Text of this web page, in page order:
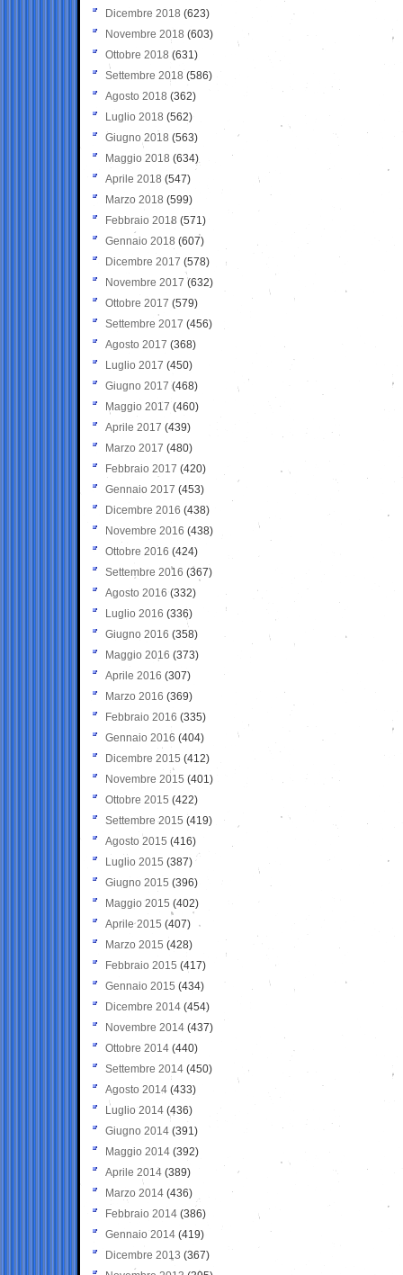
Dicembre 2018 (623)
Novembre 2018 (603)
Ottobre 2018 (631)
Settembre 2018 (586)
Agosto 2018 (362)
Luglio 2018 (562)
Giugno 2018 (563)
Maggio 2018 (634)
Aprile 2018 (547)
Marzo 2018 (599)
Febbraio 2018 (571)
Gennaio 2018 (607)
Dicembre 2017 (578)
Novembre 2017 (632)
Ottobre 2017 (579)
Settembre 2017 (456)
Agosto 2017 (368)
Luglio 2017 (450)
Giugno 2017 (468)
Maggio 2017 (460)
Aprile 2017 (439)
Marzo 2017 (480)
Febbraio 2017 (420)
Gennaio 2017 (453)
Dicembre 2016 (438)
Novembre 2016 (438)
Ottobre 2016 (424)
Settembre 2016 (367)
Agosto 2016 (332)
Luglio 2016 (336)
Giugno 2016 (358)
Maggio 2016 (373)
Aprile 2016 (307)
Marzo 2016 (369)
Febbraio 2016 (335)
Gennaio 2016 (404)
Dicembre 2015 (412)
Novembre 2015 (401)
Ottobre 2015 (422)
Settembre 2015 (419)
Agosto 2015 (416)
Luglio 2015 (387)
Giugno 2015 (396)
Maggio 2015 (402)
Aprile 2015 (407)
Marzo 2015 (428)
Febbraio 2015 (417)
Gennaio 2015 (434)
Dicembre 2014 (454)
Novembre 2014 (437)
Ottobre 2014 (440)
Settembre 2014 (450)
Agosto 2014 (433)
Luglio 2014 (436)
Giugno 2014 (391)
Maggio 2014 (392)
Aprile 2014 (389)
Marzo 2014 (436)
Febbraio 2014 (386)
Gennaio 2014 (419)
Dicembre 2013 (367)